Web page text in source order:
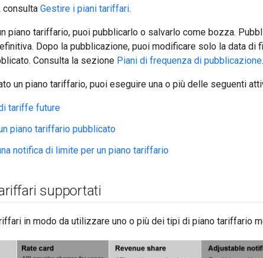
consulta Gestire i piani tariffari.
piano tariffario, puoi pubblicarlo o salvarlo come bozza.
Dopo la pubblicazione, puoi modificare solo la data di
Consulta la sezione Piani di frequenza di pubblicazione.
un piano tariffario, puoi eseguire una o più delle seguenti
tariffe future
piano tariffario pubblicato
notifica di limite per un piano tariffario
supportati
in modo da utilizzare uno o più dei tipi di piano tariffario